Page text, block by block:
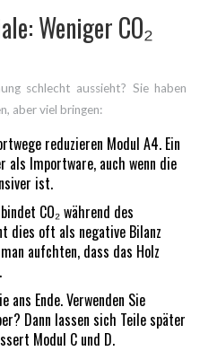
Weniger CO₂
schlecht aussieht? Sie haben
aber viel bringen:
reduzieren Modul A4. Ein
Importware, auch wenn die
ist.
CO₂ während des
dies oft als negative Bilanz
aufchten, dass das Holz
ans Ende. Verwenden Sie
Dann lassen sich Teile später
Modul C und D.